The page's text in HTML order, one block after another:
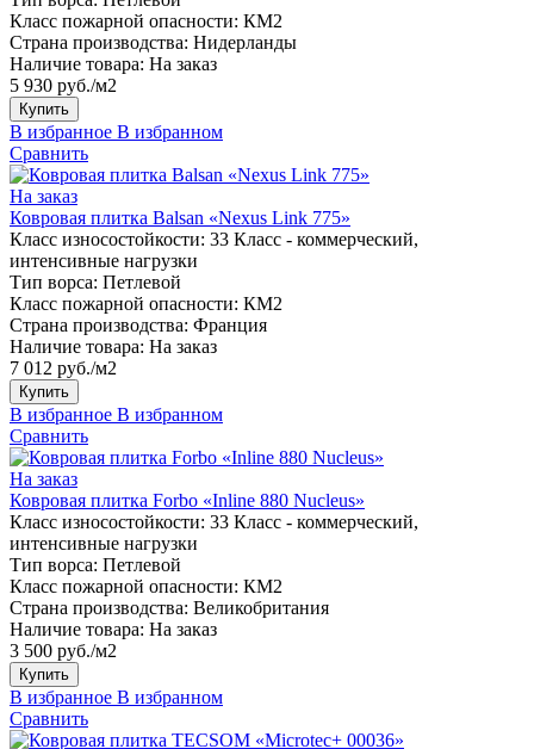
Класс пожарной опасности: КМ2
Страна производства: Нидерланды
Наличие товара: На заказ
5 930 руб./м2
Купить
В избранное В избранном
Сравнить
На заказ
Ковровая плитка Balsan «Nexus Link 775»
Класс износостойкости: 33 Класс - коммерческий,
интенсивные нагрузки
Тип ворса: Петлевой
Класс пожарной опасности: КМ2
Страна производства: Франция
Наличие товара: На заказ
7 012 руб./м2
Купить
В избранное В избранном
Сравнить
На заказ
Ковровая плитка Forbo «Inline 880 Nucleus»
Класс износостойкости: 33 Класс - коммерческий,
интенсивные нагрузки
Тип ворса: Петлевой
Класс пожарной опасности: КМ2
Страна производства: Великобритания
Наличие товара: На заказ
3 500 руб./м2
Купить
В избранное В избранном
Сравнить